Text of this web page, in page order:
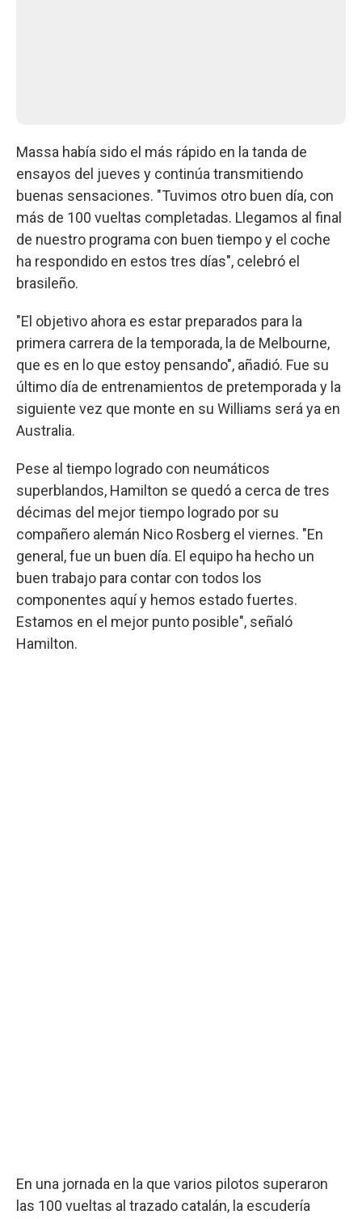
Massa había sido el más rápido en la tanda de
ensayos del jueves y continúa transmitiendo
buenas sensaciones. "Tuvimos otro buen día, con
más de 100 vueltas completadas. Llegamos al final
de nuestro programa con buen tiempo y el coche
ha respondido en estos tres días", celebró el
brasileño.
"El objetivo ahora es estar preparados para la
primera carrera de la temporada, la de Melbourne,
que es en lo que estoy pensando", añadió. Fue su
último día de entrenamientos de pretemporada y la
siguiente vez que monte en su Williams será ya en
Australia.
Pese al tiempo logrado con neumáticos
superblandos, Hamilton se quedó a cerca de tres
décimas del mejor tiempo logrado por su
compañero alemán Nico Rosberg el viernes. "En
general, fue un buen día. El equipo ha hecho un
buen trabajo para contar con todos los
componentes aquí y hemos estado fuertes.
Estamos en el mejor punto posible", señaló
Hamilton.
En una jornada en la que varios pilotos superaron
las 100 vueltas al trazado catalán, la escudería